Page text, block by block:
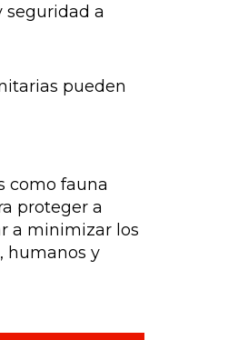
seguridad a
pueden
como fauna
proteger a
a minimizar los
humanos y